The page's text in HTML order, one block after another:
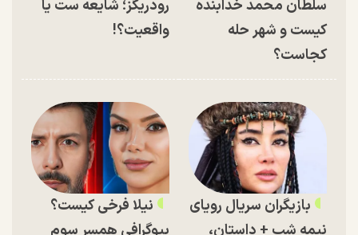
سلطان محمد خدابنده
کیست و شهر حله
کجاست؟
رودریگز؛ شایعه ست یا
واقعیت؟!
بازیگران سریال رویای
نیمه شب + داستان،
نیلا فرخی کیست؟
بیوگرافی همسر سوم